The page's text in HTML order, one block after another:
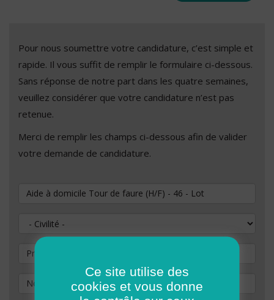
Pour nous soumettre votre candidature, c’est simple et
rapide. Il vous suffit de remplir le formulaire ci-dessous.
Sans réponse de notre part dans les quatre semaines,
veuillez considérer que votre candidature n’est pas
retenue.
Merci de remplir les champs ci-dessous afin de valider
votre demande de candidature.
Vous souhaitez postuler au poste de
Civilité
Prénom
Nom
Ce site utilise des
cookies et vous donne